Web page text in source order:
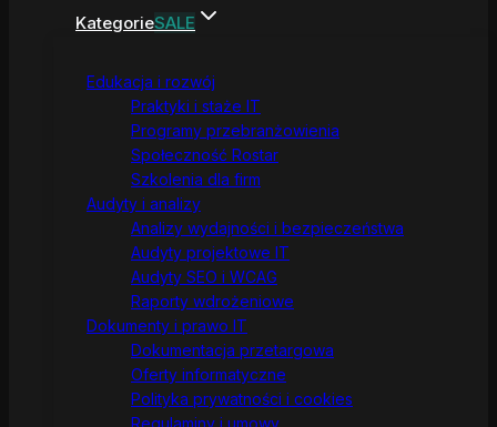
KategorieSALE
Edukacja i rozwój
Praktyki i staże IT
Programy przebranżowienia
Społeczność Rostar
Szkolenia dla firm
Audyty i analizy
Analizy wydajności i bezpieczeństwa
Audyty projektowe IT
Audyty SEO i WCAG
Raporty wdrożeniowe
Dokumenty i prawo IT
Dokumentacja przetargowa
Oferty informatyczne
Polityka prywatności i cookies